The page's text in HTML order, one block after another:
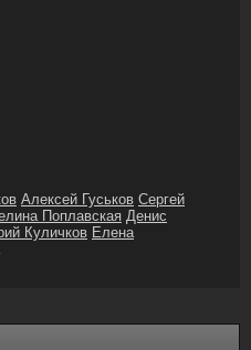
Алексей Гуськов Сергей
Поплавская Денис
Куличков Елена